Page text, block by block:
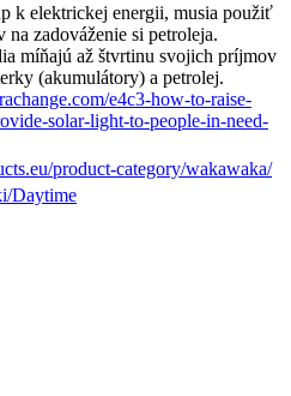
k elektrickej energii, musia použiť
zadováženie si petroleja.
míňajú až štvrtinu svojich príjmov
(akumulátory) a petrolej.
e4c3-how-to-raise-
solar-light-to-people-in-need-
product-category/wakawaka/
Daytime